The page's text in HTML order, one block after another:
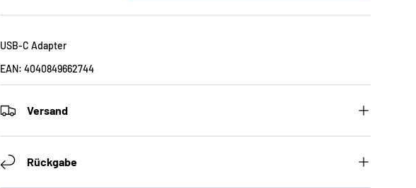
USB-C Adapter
EAN:4040849662744
Versand
Rückgabe